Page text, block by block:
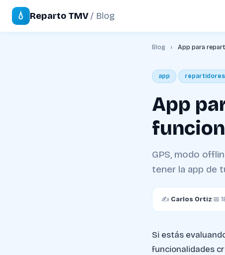
💧 Reparto TMV/ Blog
Blog › App para
app repartidores
App
GPS, modo
tener la app de
✍️ Carlos Ortiz·📅
Si estás
funcionalidades